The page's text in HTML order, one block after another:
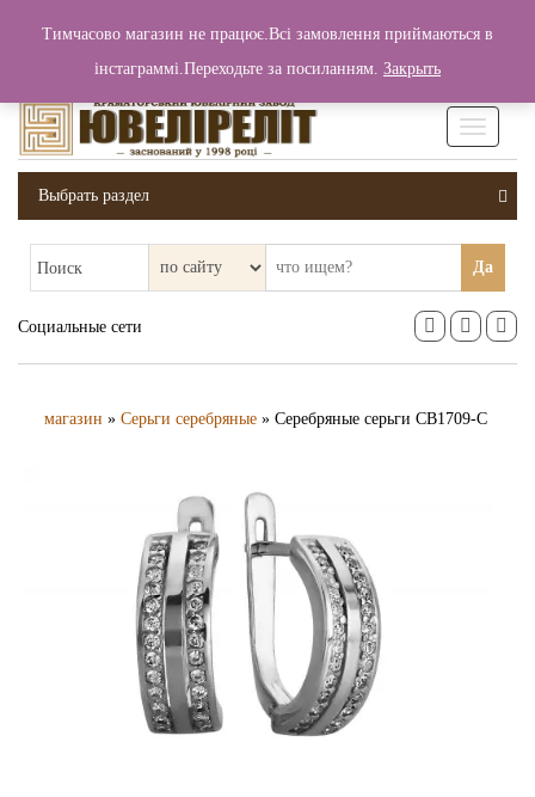
Вход / Регистрация 0 грн.
Выбрать раздел
Поиск Да
Социальные сети
магазин » Серьги серебряные » Серебряные серьги СВ1709-С
Тимчасово магазин не працює.Всі замовлення приймаються в
інстаграммі.Переходьте за посиланням. Закрыть